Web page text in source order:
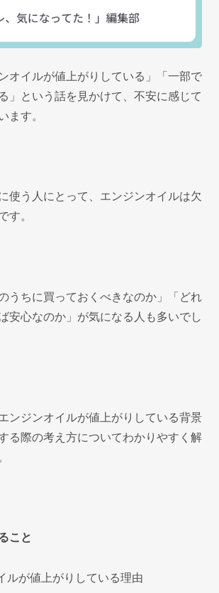
オイルが値上がりしている」「一部で
」という話を見かけて、不安に感じて
ます。
使う人にとって、エンジンオイルは欠
す。
うちに買っておくべきなのか」「どれ
安心なのか」が気になる人も多いでし
ンジンオイルが値上がりしている背景
る際の考え方についてわかりやすく解
こと
ルが値上がりしている理由